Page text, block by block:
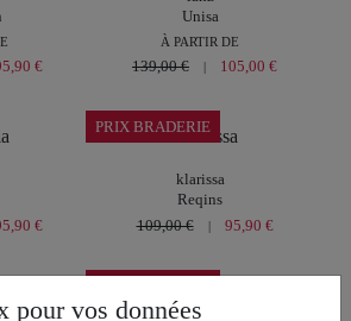
€
Unisa
À PARTIR DE
139,00 € 105,00 €
€
PRIX BRADERIE
klarissa
Reqins
109,00 €
| 95,90 €
pour vos données